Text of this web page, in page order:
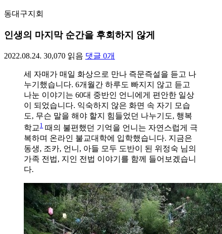
동대구지회
인생의 마지막 순간을 후회하지 않게
2022.08.24. 30,070 읽음 댓글 0개
세 자매가 매일 화상으로 만나 즉문즉설을 듣고 나
누기했습니다. 6개월간 하루도 빠지지 않고 듣고
나눈 이야기는 60대 중반인 언니에게 편안한 일상
이 되었습니다. 익숙하지 않은 화면 속 자기 모습
도, 무슨 말을 해야 할지 힘들었던 나누기도, 행복
학교 1 때의 불편했던 기억을 언니는 자연스럽게 극
복하며 온라인 불교대학에 입학했습니다. 지금은
동생, 조카, 언니, 아들 모두 도반이 된 위정숙 님의
가족 전법, 지인 전법 이야기를 함께 들어보겠습니
다.